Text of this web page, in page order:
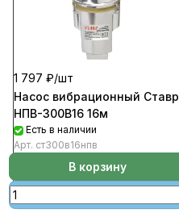
1 797 ₽/шт
Насос вибрационный Ставр
НПВ-300В16 16м
Есть в наличии
Арт. ст300в16нпв
В корзину